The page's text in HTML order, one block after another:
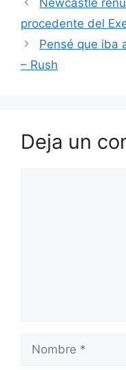
procedente del
Pensé que iba
– Rush
Deja un